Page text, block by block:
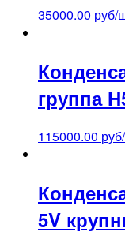
35000.00 руб/
группа
115000.00
5V